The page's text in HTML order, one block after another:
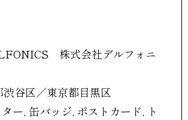
株式会社デルフォニ
谷区／東京都目黒区
ー, 缶バッジ, ポストカード, ト